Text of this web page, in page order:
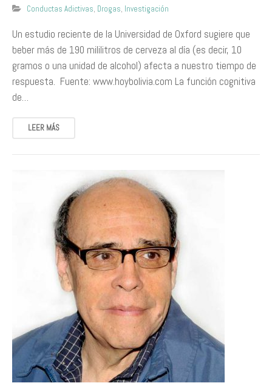
Conductas Adictivas, Drogas, Investigación
​Un estudio reciente de la Universidad de Oxford sugiere que
beber más de 190 mililitros de cerveza al día (es decir, 10
gramos o una unidad de alcohol) afecta a nuestro tiempo de
respuesta. ​Fuente: www.hoybolivia.com​ La función cognitiva
de…
LEER MÁS